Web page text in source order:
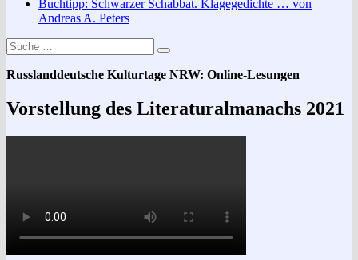
Buchtipp: Schwarzer Schabbat. Klagegedichte … von
Andreas A. Peters
Suche
nach:
Suchen
Russlanddeutsche Kulturtage NRW: Online-Lesungen
Vorstellung des Literaturalmanachs 2021